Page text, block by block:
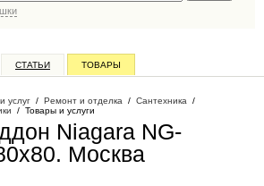
СТАТЬИ ТОВАРЫ
услуг / Ремонт и отделка / Сантехника /
/ Товары и услуги
Niagara NG-
. Москва